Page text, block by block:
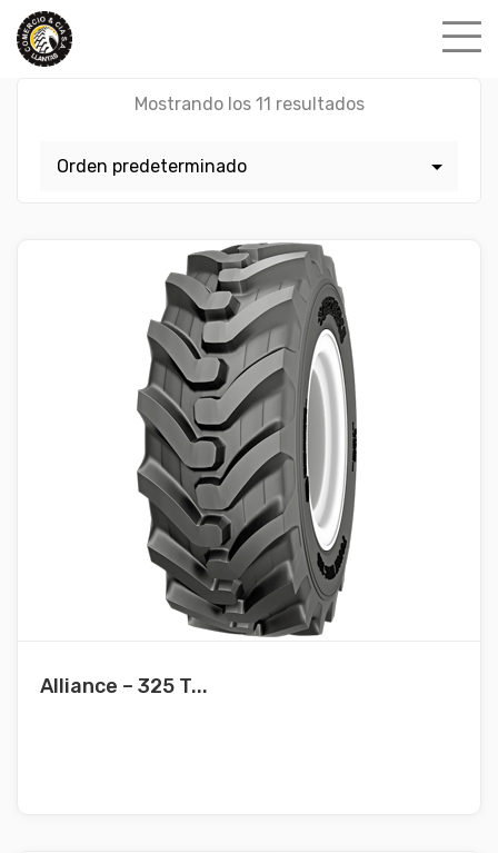
Skip
content
Mostrando los 11 resultados
Alliance – 325 T...